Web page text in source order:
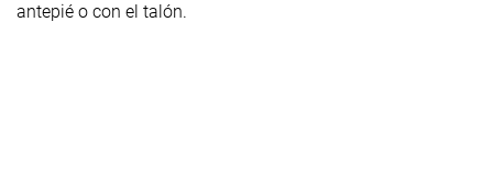
antepié o con el talón.